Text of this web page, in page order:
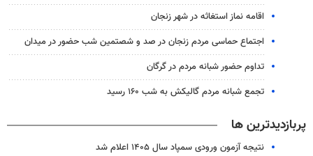
اقامه نماز استغاثه در شهر زنجان
اجتماع حماسی مردم زنجان در صد و شصتمین شب حضور در میدان
تداوم حضور شبانه مردم در گرگان
تجمع شبانه مردم گالیکش به شب ۱۶۰ رسید
پربازدیدترین ها
نتیجه آزمون ورودی سمپاد سال ۱۴۰۵ اعلام شد